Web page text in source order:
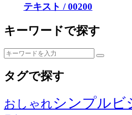
テキスト / 00200
キーワードで探す
タグで探す
おしゃれシンプルビ